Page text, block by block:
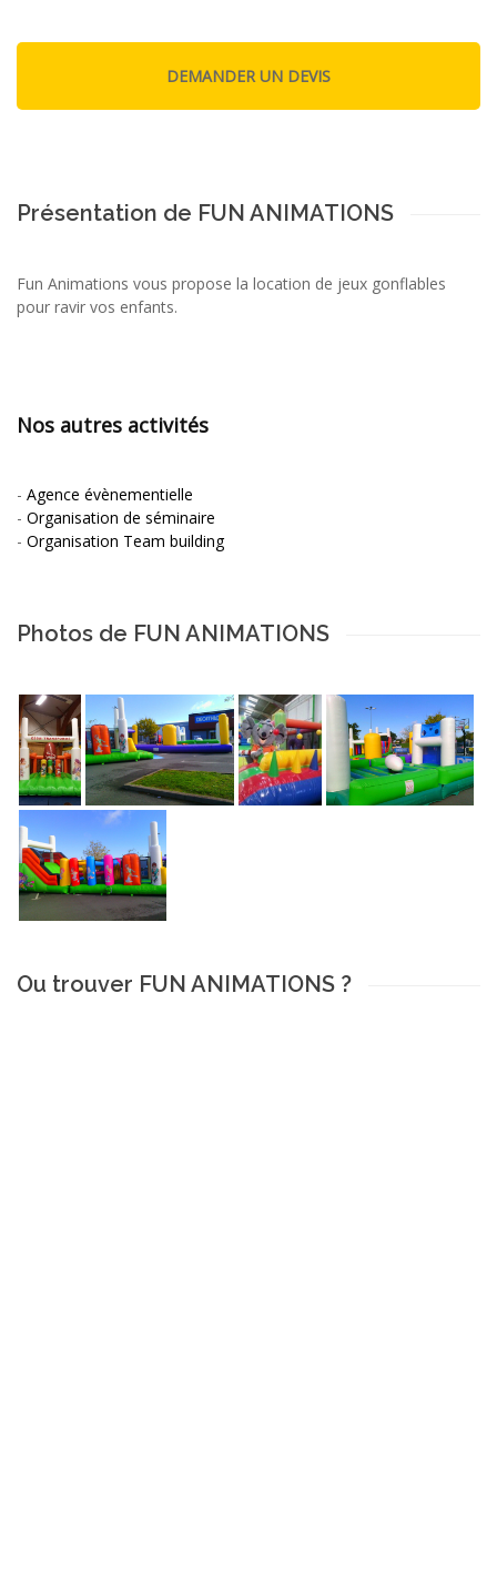
Présentation de FUN ANIMATIONS
Fun Animations vous propose la location de jeux gonflables
pour ravir vos enfants.
Nos autres activités
- Agence évènementielle
- Organisation de séminaire
- Organisation Team building
Photos de FUN ANIMATIONS
Ou trouver FUN ANIMATIONS ?